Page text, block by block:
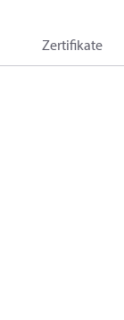
Zertifikate